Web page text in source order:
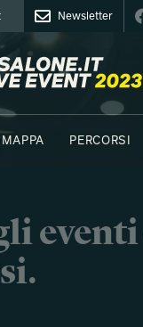
Newsletter
MAPPA PERCORSI